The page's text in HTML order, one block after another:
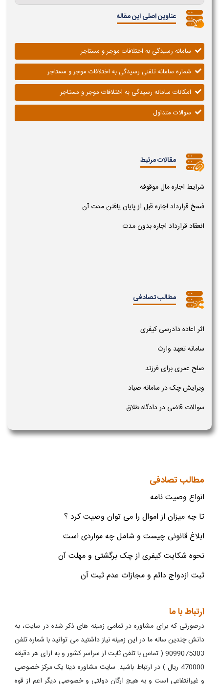
عناوین اصلی این مقاله
سامانه رسیدگی به اختلافات موجر و مستاجر
شماره سامانه تلفنی رسیدگی به اختلافات موجر و مستاجر
امکانات سامانه رسیدگی به اختلافات موجر و مستاجر
سوالات متداول
مقالات مرتبط
شرایط اجاره مال موقوفه
فسخ قرارداد اجاره قبل از پایان یافتن مدت آن
انعقاد قرارداد اجاره بدون مدت
مطالب تصادفی
اثر اعاده دادرسی کیفری
سامانه تعهد وارث
صلح عمری برای فرزند
ویرایش چک در سامانه صیاد
سوالات قاضی در دادگاه طلاق
مطالب تصادفی
انواع وصیت نامه
تا چه میزان از اموال را می توان وصیت کرد ؟
ابلاغ قانونی چیست و شامل چه مواردی است
نحوه شکایت کیفری از چک برگشتی و مهلت آن
ثبت ازدواج دائم و مجازات عدم ثبت آن
ارتباط با ما
درصورتی که برای مشاوره در تمامی زمینه های ذکر شده در سایت، به
دانش چندین ساله ما در این زمینه نیاز داشتید می توانید با شماره تلفن
9099075303 ( تماس با تلفن ثابت از سراسر کشور و به ازای هر دقیقه
470000 ریال ) در ارتباط باشید. سایت مشاوره دینا یک مرکز خصوصی
و غیرانتفاعی است و به هیچ ارگان دولتی و خصوصی دیگر اعم از قوه